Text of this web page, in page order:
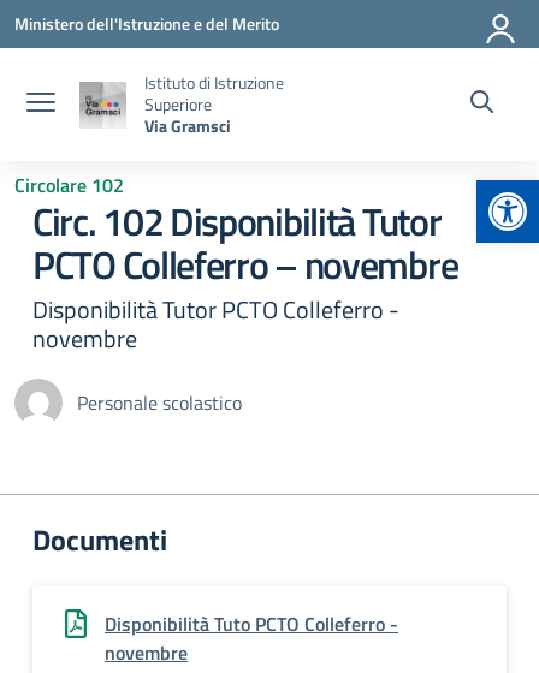
Vai ai contenuti
Vai al menu di navigazione
Vai al footer
Ministero dell'Istruzione e del Merito
Istituto di Istruzione
Superiore
Via Gramsci
Circolare 102
Circ. 102 Disponibilità Tutor
PCTO Colleferro – novembre
Disponibilità Tutor PCTO Colleferro -
novembre
Personale scolastico
Documenti
Disponibilità Tuto PCTO Colleferro -
novembre